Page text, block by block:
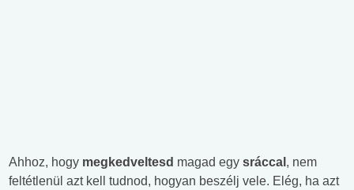
Ahhoz, hogy megkedveltesd magad egy sráccal , nem
feltétlenül azt kell tudnod, hogyan beszélj vele. Elég, ha azt